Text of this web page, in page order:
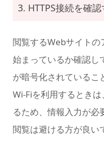
3. HTTPS接続を確認
閲覧するWebサイト
始まっているか確認
が暗号化されているこ
Wi-Fiを利用するとき
るため、情報入力が必
閲覧は避ける方が良い